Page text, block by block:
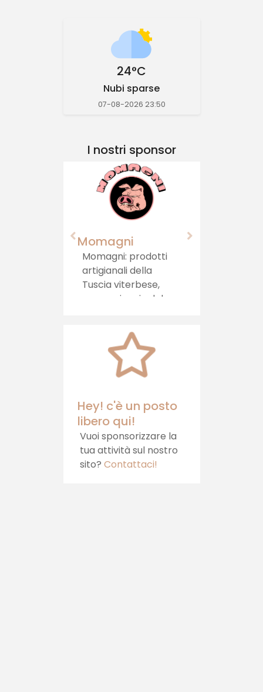
24°C
Nubi sparse
07-08-2026 23:50
I nostri sponsor
Momagni
Momagni: prodotti
artigianali della
Tuscia viterbese,
per un viaggio del
direttamente sulla
tua tavola.
Hey! c'è un posto
libero qui!
Vuoi sponsorizzare la
tua attività sul nostro
sito? Contattaci!